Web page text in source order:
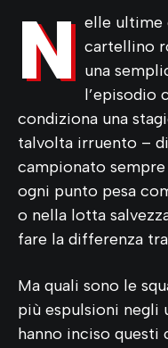
N elle ultime
cartellino
una
l’episodio
condiziona una
talvolta irruento – di
campionato
ogni punto pesa
o nella lotta
fare la differenza
Ma quali sono le
più espulsioni negli
hanno inciso